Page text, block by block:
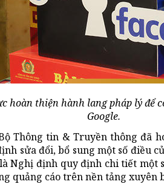
hoàn thiện hành lang pháp lý để
Google.
Thông tin & Truyền thông đã
sửa đổi, bổ sung một số điều
Nghị định quy định chi tiết một
quảng cáo trên nền tảng xuyên